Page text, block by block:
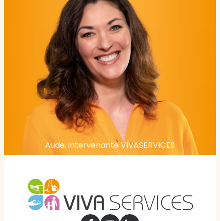
Aude, intervenante VIVASERVICES